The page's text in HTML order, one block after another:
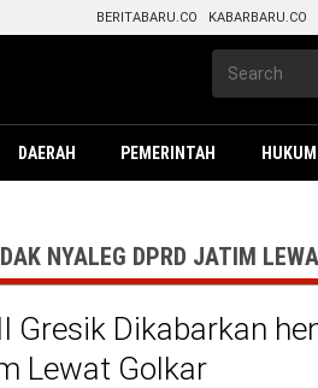
BERITABARU.CO KABARBARU.CO
DAERAH PEMERINTAH HUKUM
NYALEG DPRD JATIM
Gresik Dikabarkan
Lewat Golkar